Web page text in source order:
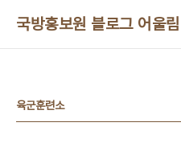
국방홍보원 블로그 어울림
육군훈련소